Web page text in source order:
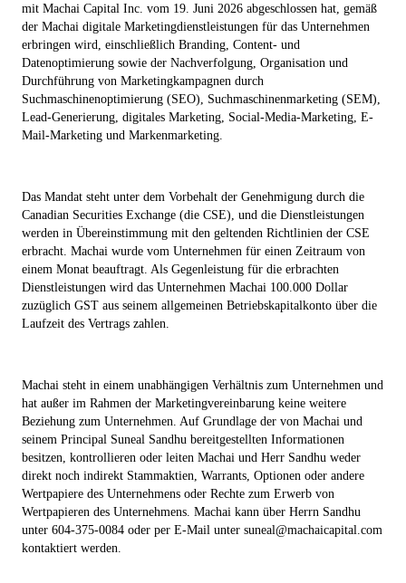
mit Machai Capital Inc. vom 19. Juni 2026 abgeschlossen hat, gemäß
der Machai digitale Marketingdienstleistungen für das Unternehmen
erbringen wird, einschließlich Branding, Content- und
Datenoptimierung sowie der Nachverfolgung, Organisation und
Durchführung von Marketingkampagnen durch
Suchmaschinenoptimierung (SEO), Suchmaschinenmarketing (SEM),
Lead-Generierung, digitales Marketing, Social-Media-Marketing, E-
Mail-Marketing und Markenmarketing.
Das Mandat steht unter dem Vorbehalt der Genehmigung durch die
Canadian Securities Exchange (die CSE), und die Dienstleistungen
werden in Übereinstimmung mit den geltenden Richtlinien der CSE
erbracht. Machai wurde vom Unternehmen für einen Zeitraum von
einem Monat beauftragt. Als Gegenleistung für die erbrachten
Dienstleistungen wird das Unternehmen Machai 100.000 Dollar
zuzüglich GST aus seinem allgemeinen Betriebskapitalkonto über die
Laufzeit des Vertrags zahlen.
Machai steht in einem unabhängigen Verhältnis zum Unternehmen und
hat außer im Rahmen der Marketingvereinbarung keine weitere
Beziehung zum Unternehmen. Auf Grundlage der von Machai und
seinem Principal Suneal Sandhu bereitgestellten Informationen
besitzen, kontrollieren oder leiten Machai und Herr Sandhu weder
direkt noch indirekt Stammaktien, Warrants, Optionen oder andere
Wertpapiere des Unternehmens oder Rechte zum Erwerb von
Wertpapieren des Unternehmens. Machai kann über Herrn Sandhu
unter 604-375-0084 oder per E-Mail unter suneal@machaicapital.com
kontaktiert werden.